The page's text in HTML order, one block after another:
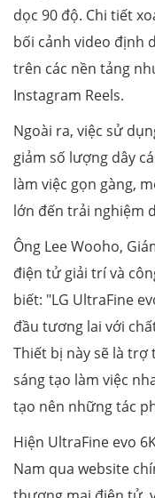
dọc 90 độ. Chi tiết
bối cảnh video định
trên các nền tảng
Instagram Reels.
Ngoài ra, việc sử
giảm số lượng dây
làm việc gọn gàng,
lớn đến trải nghiệm
Ông Lee Wooho,
điện tử giải trí và
biết: "LG UltraFine
đầu tương lai với
Thiết bị này sẽ là trợ
sáng tạo làm việc
tạo nên những tác
Hiện UltraFine evo
Nam qua website